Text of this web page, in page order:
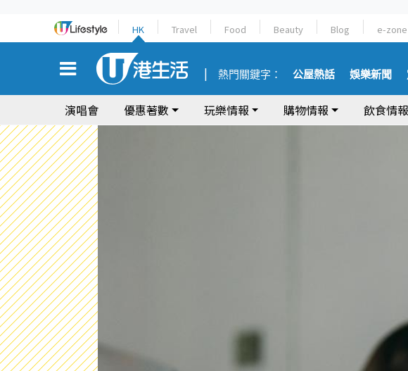
HK Travel Food Beauty Blog e-zone
熱門關鍵字： 公屋熱話 娛樂新聞
演唱會 優惠著數 玩樂情報 購物情報 飲食情報